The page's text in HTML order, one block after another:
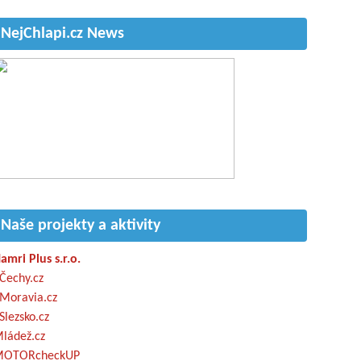
NejChlapi.cz News
Naše projekty a aktivity
Plus s.r.o.